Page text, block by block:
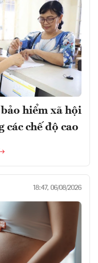
hiểm xã hội
chế độ cao
18:47, 06/08/2026